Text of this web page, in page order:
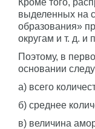
Кроме того,
выделенных на
образования»
округам и т. д. и
Поэтому, в
основании
а) всего
б) среднее
в) величина